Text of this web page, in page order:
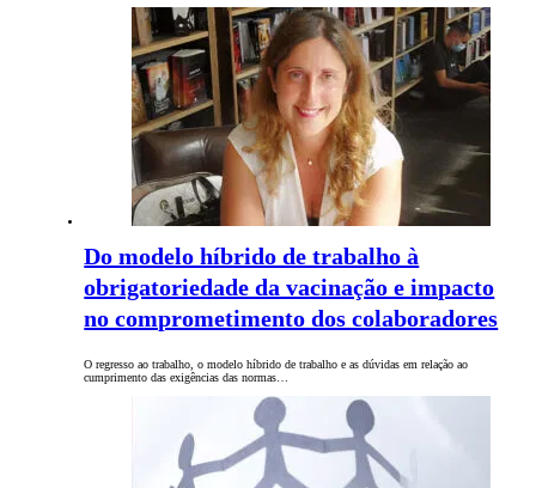
Do modelo híbrido de trabalho à
obrigatoriedade da vacinação e impacto
no comprometimento dos colaboradores
O regresso ao trabalho, o modelo híbrido de trabalho e as dúvidas em relação ao
cumprimento das exigências das normas…